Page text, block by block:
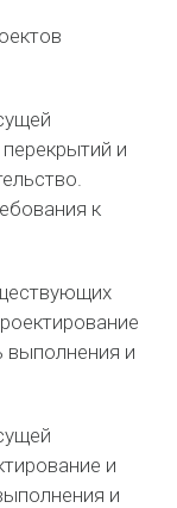
и
к
выполнения и
и
и